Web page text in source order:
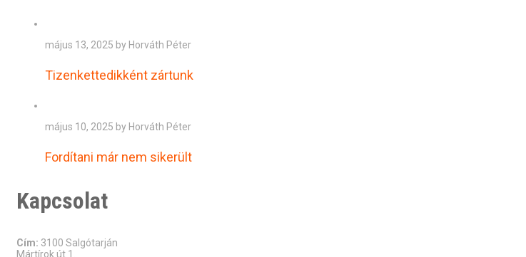
május 13, 2025 by Horváth Péter
Tizenkettedikként zártunk
május 10, 2025 by Horváth Péter
Fordítani már nem sikerült
Kapcsolat
Cím: 3100 Salgótarján
Mártírok út 1.